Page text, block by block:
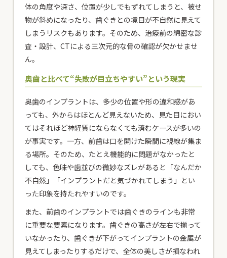
体の角度や深さ、位置が少しでもずれてしまうと、被せ
物が斜めになったり、歯ぐきとの境目が不自然に見えて
しまうリスクもあります。そのため、治療前の綿密な診
査・設計、CTによる三次元的な骨の確認が欠かせませ
ん。
奥歯と比べて“失敗が目立ちやすい”という現実
奥歯のインプラントは、多少の位置や形の違和感があ
っても、外からはほとんど見えないため、見た目におい
てはそれほど神経質にならなくても済むケースが多いの
が事実です。一方、前歯は口を開けた瞬間に視線が集ま
る場所。そのため、たとえ機能的に問題がなかったと
しても、色味や歯並びの微妙なズレがあると「なんだか
不自然」「インプラントだと気づかれてしまう」とい
った印象を持たれやすいのです。
また、前歯のインプラントでは歯ぐきのラインも非常
に重要な要素になります。歯ぐきの高さが左右で揃って
いなかったり、歯ぐきが下がってインプラントの金属が
見えてしまったりするだけで、全体の美しさが損なわれ